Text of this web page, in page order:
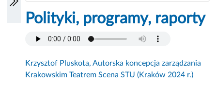
Polityki, programy, raporty
Krzysztof Pluskota, Autorska koncepcja zarządzania
Krakowskim Teatrem Scena STU (Kraków 2024 r.)